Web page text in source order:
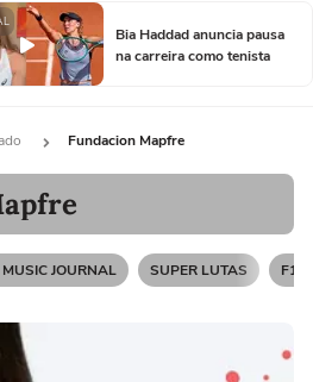
Bia Haddad anuncia pausa
na carreira como tenista
Fundacion Mapfre
JOURNAL SUPER LUTAS F1